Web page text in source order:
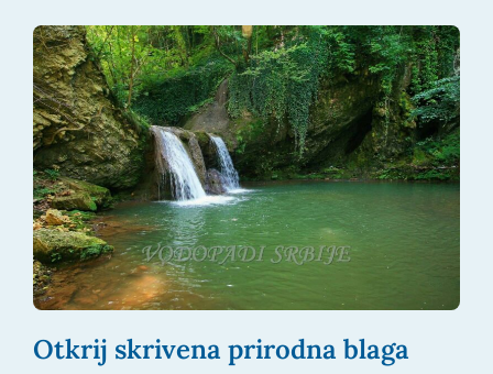
Otkrij skrivena prirodna blaga